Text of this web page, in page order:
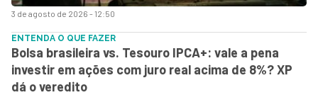
3 de agosto de 2026 - 12:50
ENTENDA O QUE FAZER
Bolsa brasileira vs. Tesouro IPCA+: vale a pena
investir em ações com juro real acima de 8%? XP
dá o veredito